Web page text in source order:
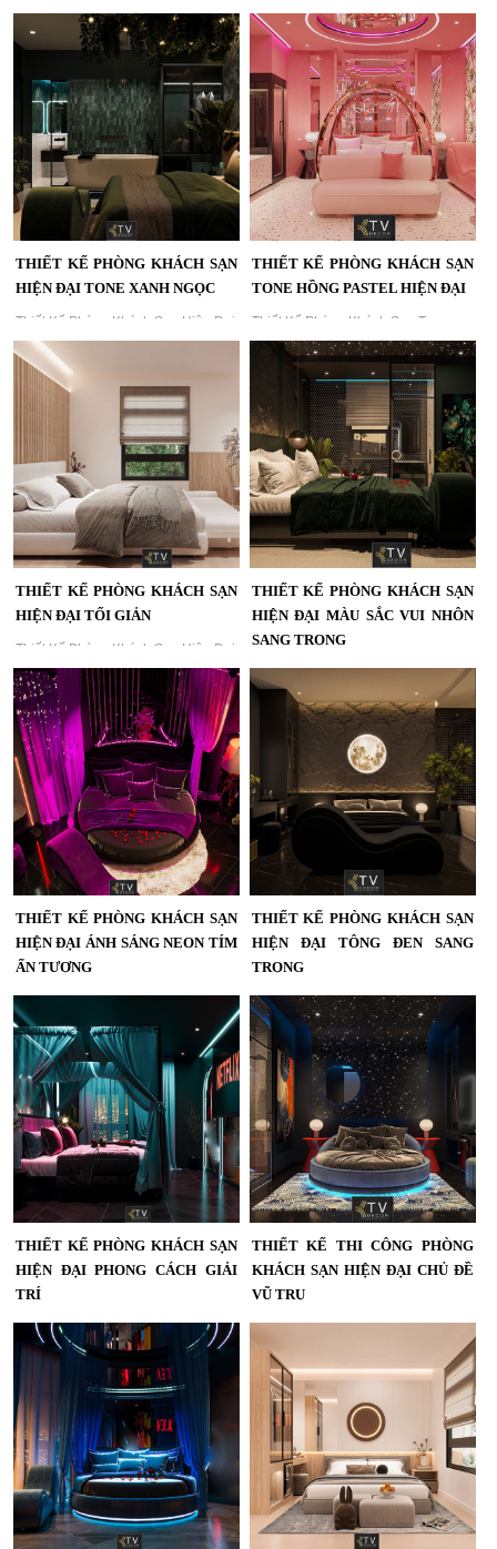
Thiết Kế Phòng Khách Sạn Hiện Đại
Phong Cách Á Đông Sang Trọng |
Dự Án KTV Group...
Thiết Kế Phòng Khách Sạn Hiện Đại
Tông Đỏ – Đen Ấn Tượng | Dự Án
KTV Group,Thiết kế phòng khách
sạn hiện đại sử dụng tông đỏ – đen
đầy mạnh mẽ và sang trọng. Không
gian được thiết kế bởi KTV Group,
mang lại trải nghiệm thị giác ấn
tượng và phong cách nghỉ dưỡng
khác biệt....
THIẾT KẾ PHÒNG KHÁCH SẠN
HIỆN ĐẠI TONE XANH NGỌC
Thiết Kế Phòng Khách Sạn Hiện Đại
Tone Xanh Ngọc – Không Gian Nghỉ
Dưỡng Thư Giãn Tự Nhiên | Dự Án
KTV Group...
THIẾT KẾ PHÒNG KHÁCH SẠN
TONE HỒNG PASTEL HIỆN ĐẠI
Thiết Kế Phòng Khách Sạn Tone
Hồng Pastel Hiện Đại – Không Gian
Nghỉ Dưỡng Lãng Mạn, Tinh Tế |
KTV Group...
THIẾT KẾ PHÒNG KHÁCH SẠN
HIỆN ĐẠI TỐI GIẢN
Thiết Kế Phòng Khách Sạn Hiện Đại
Tối Giản – Không Gian Nghỉ Ngơi
Thanh Lịch Và Thoáng Đẹp | KTV
Group...
THIẾT KẾ PHÒNG KHÁCH SẠN
HIỆN ĐẠI MÀU SẮC VUI NHÔN
SANG TRỌNG
Khám phá mẫu thiết kế phòng khách
sạn hiện đại tông tối sang trọng, kết
hợp ánh sáng ấm áp và nội thất cao
cấp. Dự án do KTV GROUP thiết kế
thi công trọn gói, mang lại trải
nghiệm lưu trú tinh tế và đẳng cấp....
THIẾT KẾ PHÒNG KHÁCH SẠN
HIỆN ĐẠI ÁNH SÁNG NEON TÍM
ẤN TƯỢNG
Thiết Kế Phòng Khách Sạn Hiện Đại
Ánh Sáng Neon Tím Ấn Tượng |
KTV GROUP...
THIẾT KẾ PHÒNG KHÁCH SẠN
HIỆN ĐẠI TÔNG ĐEN SANG
TRỌNG
Thiết Kế Phòng Khách Sạn Hiện Đại
Tông Đen Sang Trọng | Ánh Sáng
Mặt Trăng Ấn Tượng | KTV GROUP...
THIẾT KẾ PHÒNG KHÁCH SẠN
HIỆN ĐẠI PHONG CÁCH GIẢI
TRÍ
Thiết Kế Phòng Khách Sạn Hiện Đại
Phong Cách Giải Trí | Không Gian
Nghỉ Dưỡng Đầy Cảm Hứng | KTV
GROUP,thiết kế khách sạn hiện đại,
phòng khách sạn phong cách giải
trí, thiết kế phòng khách sạn cao
cấp, nội thất khách sạn độc đáo,
KTV GROUP, thi công khách sạn
trọn gói, thiết kế phòng khách sạn
sáng tạo, hotel design...
THIẾT KẾ THI CÔNG PHÒNG
KHÁCH SẠN HIỆN ĐẠI CHỦ ĐỀ
VŨ TRỤ
Thiết Kế Thi Công Phòng Khách
Sạn Hiện Đại Chủ Đề Vũ Trụ –
Không Gian Nghỉ Dưỡng Đẳng
Cấp...